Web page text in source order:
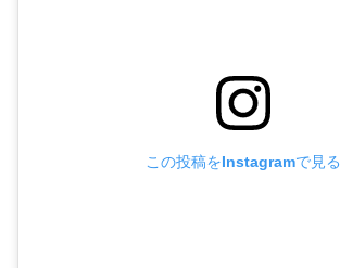
この投稿をInstagramで見る